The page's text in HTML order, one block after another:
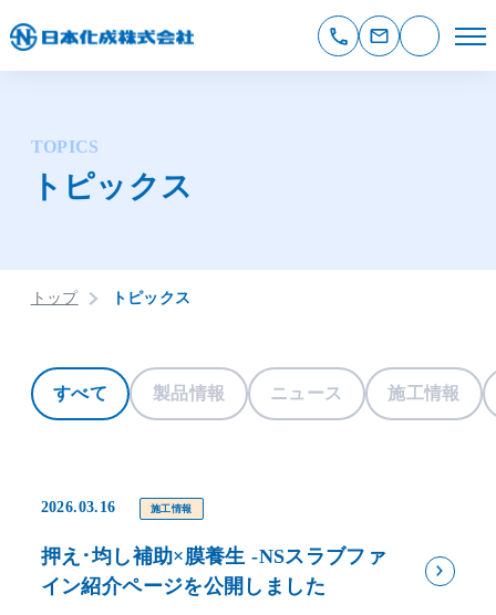
TOPICS
トピックス
トップ トピックス
すべて 製品情報 ニュース 施工情報
2026.03.16 施工情報
押え･均し補助×膜養生 -NSスラブファ
イン紹介ページを公開しました